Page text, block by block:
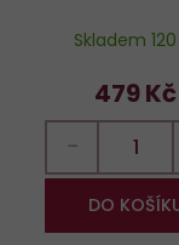
Skladem
479 Kč
−
DO